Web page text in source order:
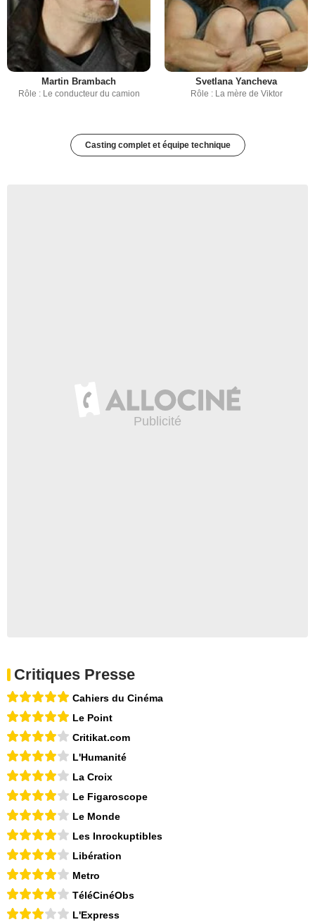
Martin Brambach
Rôle : Le conducteur du camion
Svetlana Yancheva
Rôle : La mère de Viktor
Casting complet et équipe technique
Critiques Presse
Cahiers du Cinéma
Le Point
Critikat.com
L'Humanité
La Croix
Le Figaroscope
Le Monde
Les Inrockuptibles
Libération
Metro
TéléCinéObs
L'Express